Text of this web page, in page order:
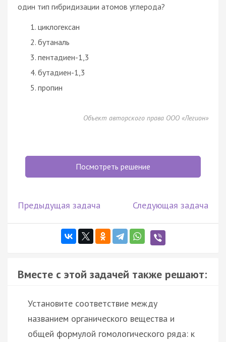
один тип гибридизации атомов углерода?
циклогексан
бутаналь
пентадиен-1,3
бутадиен-1,3
пропин
Объект авторского права ООО «Легион»
Посмотреть решение
Предыдущая задача Следующая задача
Вместе с этой задачей также решают:
Установите соответствие между
названием органического вещества и
общей формулой гомологического ряда: к